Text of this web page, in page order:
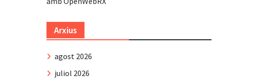
Arxius
agost 2026
juliol 2026